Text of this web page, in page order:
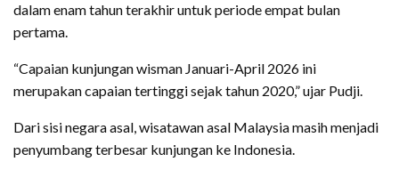
dalam enam tahun terakhir untuk periode empat bulan
pertama.
“Capaian kunjungan wisman Januari-April 2026 ini
merupakan capaian tertinggi sejak tahun 2020,” ujar Pudji.
Dari sisi negara asal, wisatawan asal Malaysia masih menjadi
penyumbang terbesar kunjungan ke Indonesia.